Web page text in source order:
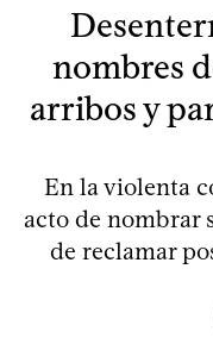
nombres
arribos y
En la violenta
acto de nombrar
de reclamar